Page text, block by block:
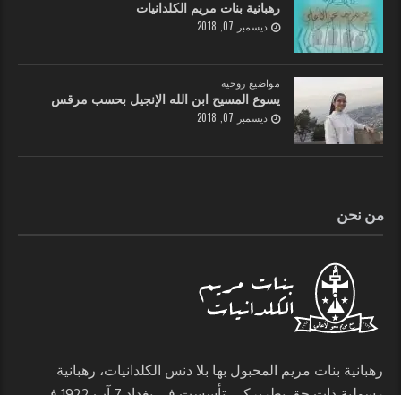
رهبانية بنات مريم الكلدانيات
ديسمبر 07, 2018
مواضيع روحية
يسوع المسيح ابن الله الإنجيل بحسب مرقس
ديسمبر 07, 2018
من نحن
رهبانية بنات مريم المحبول بها بلا دنس الكلدانيات، رهبانية